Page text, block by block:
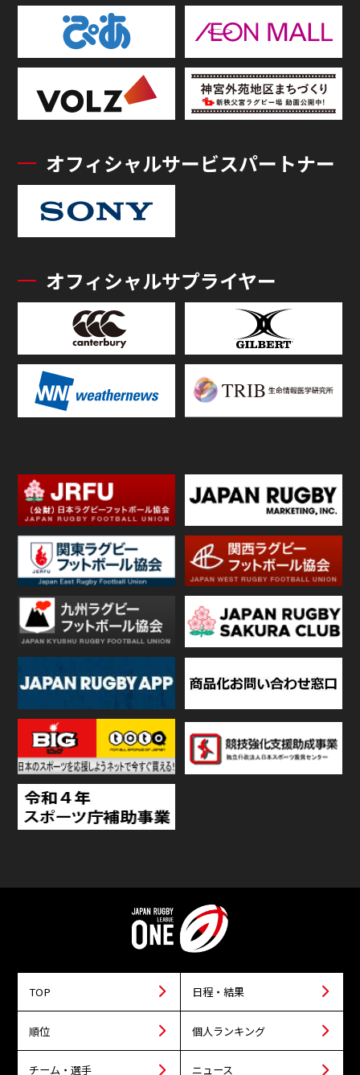
オフィシャルサービスパートナー
オフィシャルサプライヤー
TOP 日程・結果
順位 個人ランキング
チーム・選手 ニュース